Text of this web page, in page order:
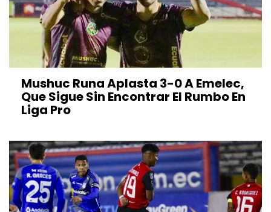
Mushuc Runa Aplasta 3-0 A Emelec,
Que Sigue Sin Encontrar El Rumbo En
Liga Pro